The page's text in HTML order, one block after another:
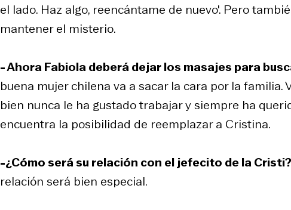
el lado. Haz algo, reencántame de nuevo'. Pero
mantener el misterio.
- Ahora Fabiola deberá dejar los masajes para
buena mujer chilena va a sacar la cara por la familia.
bien nunca le ha gustado trabajar y siempre ha
encuentra la posibilidad de reemplazar a Cristina.
-¿Cómo será su relación con el jefecito de la Cristi?
relación será bien especial.